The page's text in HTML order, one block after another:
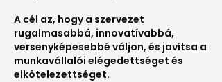
A cél az, hogy a szervezet
rugalmasabbá, innovatívabbá,
versenyképesebbé váljon, és javítsa a
munkavállalói elégedettséget és
elkötelezettséget.